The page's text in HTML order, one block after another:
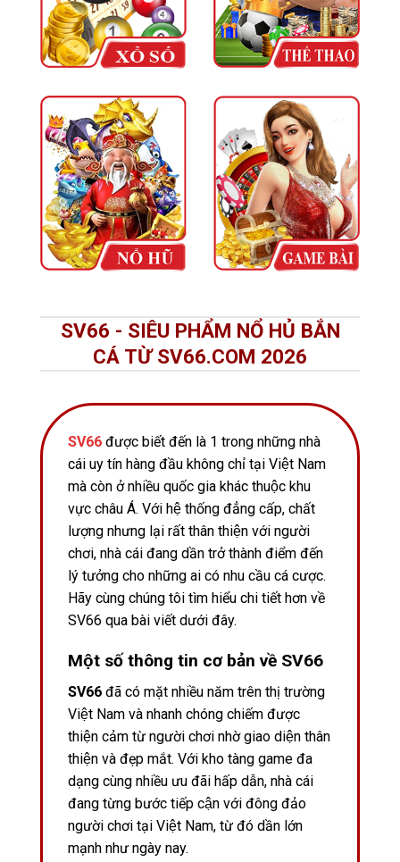
SV66 - SIÊU PHẨM NỔ HỦ BẮN
CÁ TỪ SV66.COM 2026
SV66 được biết đến là 1 trong những nhà
cái uy tín hàng đầu không chỉ tại Việt Nam
mà còn ở nhiều quốc gia khác thuộc khu
vực châu Á. Với hệ thống đẳng cấp, chất
lượng nhưng lại rất thân thiện với người
chơi, nhà cái đang dần trở thành điểm đến
lý tưởng cho những ai có nhu cầu cá cược.
Hãy cùng chúng tôi tìm hiểu chi tiết hơn về
SV66 qua bài viết dưới đây.
Một số thông tin cơ bản về SV66
SV66 đã có mặt nhiều năm trên thị trường
Việt Nam và nhanh chóng chiếm được
thiện cảm từ người chơi nhờ giao diện thân
thiện và đẹp mắt. Với kho tàng game đa
dạng cùng nhiều ưu đãi hấp dẫn, nhà cái
đang từng bước tiếp cận với đông đảo
người chơi tại Việt Nam, từ đó dần lớn
mạnh như ngày nay.